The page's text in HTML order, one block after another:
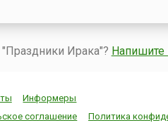
Ирака"? Напишите
Информеры
соглашение Политика